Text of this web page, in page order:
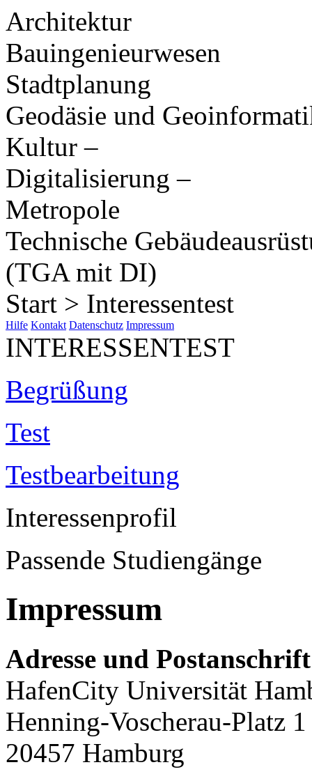
Architektur
Bauingenieurwesen
Stadtplanung
Geodäsie und
Kultur –
Digitalisierung –
Metropole
Technische
(TGA mit DI)
Start > Interessentest
Hilfe Kontakt Datenschutz Impressum
INTERESSENTEST
Begrüßung
Test
Testbearbeitung
Interessenprofil
Passende Studiengänge
Impressum
Adresse und Postanschrift
HafenCity Universität
Henning-Voscherau-Platz 1
20457 Hamburg